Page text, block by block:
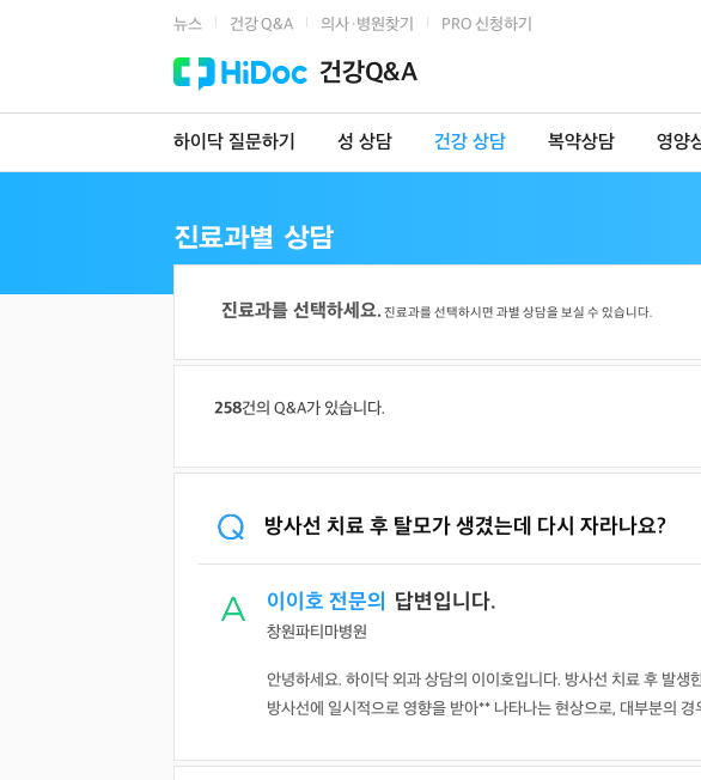
뉴스 건강 Q&A 의사·병원찾기 PRO 신청하기
건강Q&A
하이닥 질문하기 성 상담 건강 상담 복약상담 영양
진료과를 선택하세요. 진료과를 선택하시면 과별 상담을 보실 수 있습니다.
258건의 Q&A가 있습니다.
방사선 치료 후 탈모가 생겼는데 다시 자라나요?
이이호 전문의 답변입니다.
창원파티마병원
안녕하세요. 하이닥 외과 상담의 이이호입니다. 방사선 치료 후 발생
방사선에 일시적으로 영향을 받아** 나타나는 현상으로, 대부분의 경